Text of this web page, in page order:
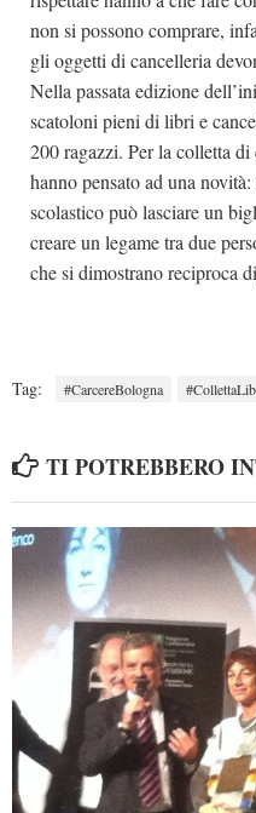
non si possono comprare,
gli oggetti di cancelleria
Nella passata edizione
scatoloni pieni di libri e
200 ragazzi. Per la colletta
hanno pensato ad una
scolastico può lasciare un
creare un legame tra due
che si dimostrano reciproca
Tag: #CarcereBologna
TI POTREBBERO